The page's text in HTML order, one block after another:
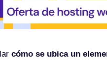
cómo se ubica un